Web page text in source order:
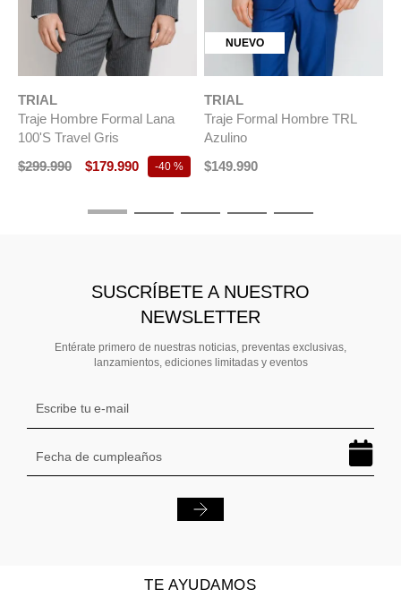
TRIAL
Traje Hombre Formal Lana
100'S Travel Gris
$299.990 $179.990 -40 %
NUEVO
TRIAL
Traje Formal Hombre TRL
Azulino
$149.990
SUSCRÍBETE A NUESTRO
NEWSLETTER
Entérate primero de nuestras noticias, preventas exclusivas,
lanzamientos, ediciones limitadas y eventos
TE AYUDAMOS